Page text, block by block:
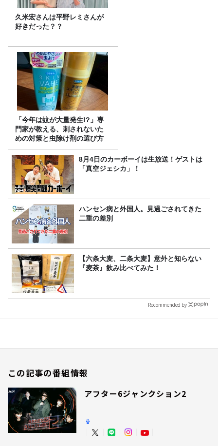
久米宏さんは平野レミさんが
好きだった？？
「今年は蚊が大量発生!?」専
門家が教える、刺されないた
めの対策と虫除け剤の選び方
8月4日のカーボーイは生放送！ゲストは
「真空ジェシカ」！
ハンセン病と外国人。見過ごされてきた
二重の差別
【六条大麦、二条大麦】意外と知らない
『麦茶』飲み比べてみた！
Recommended by
この記事の番組情報
アフター6ジャンクション2